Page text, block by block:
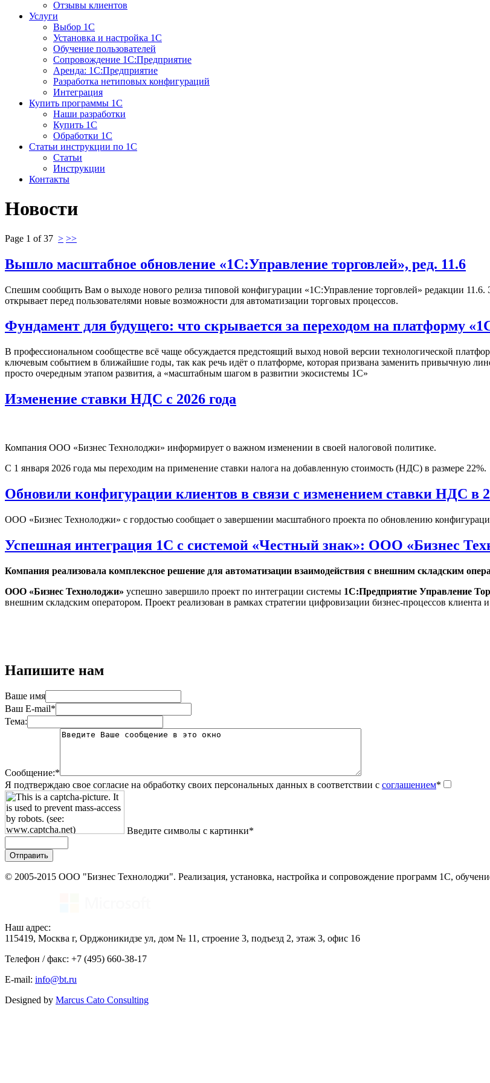
Отзывы клиентов
Услуги
Выбор 1С
Установка и настройка 1С
Обучение пользователей
Сопровождение 1С:Предприятие
Аренда: 1С:Предприятие
Разработка нетиповых конфигураций
Интеграция
Купить программы 1С
Наши разработки
Купить 1С
Обработки 1С
Статьи инструкции по 1С
Статьи
Инструкции
Контакты
Новости
Page 1 of 37 > >>
Вышло масштабное обновление «1С:Управление торговлей», ред. 11.6
Спешим сообщить Вам о выходе нового релиза типовой конфигурации «1С:Управление торговлей» редакции
открывает перед пользователями новые возможности для автоматизации торговых процессов.
Фундамент для будущего: что скрывается за переходом на платформу
В профессиональном сообществе всё чаще обсуждается предстоящий выход новой версии технологической
ключевым событием в ближайшие годы, так как речь идёт о платформе, которая призвана заменить привычную
просто очередным этапом развития, а «масштабным шагом в развитии экосистемы 1С»
Изменение ставки НДС с 2026 года
Компания ООО «Бизнес Технолоджи» информирует о важном изменении в своей налоговой политике.
С 1 января 2026 года мы переходим на применение ставки налога на добавленную стоимость (НДС) в размере 22%.
Обновили конфигурации клиентов в связи с изменением ставки НДС в
ООО «Бизнес Технолоджи» с гордостью сообщает о завершении масштабного проекта по обновлению
Успешная интеграция 1С с системой «Честный знак»: ООО «Бизнес
Компания реализовала комплексное решение для автоматизации взаимодействия с внешним складским
ООО «Бизнес Технолоджи» успешно завершило проект по интеграции системы 1С:Предприятие Управление
внешним складским оператором. Проект реализован в рамках стратегии цифровизации бизнес-процессов
Напишите нам
Ваше имя
Ваш E-mail*
Тема:
Сообщение:*
Я подтверждаю свое согласие на обработку своих персональных данных в соответствии с соглашением*
Введите символы с картинки*
© 2005-2015 ООО "Бизнес Технолоджи". Реализация, установка, настройка и сопровождение программ 1С,
Наш адрес:
115419, Москва г, Орджоникидзе ул, дом № 11, строение 3, подъезд 2, этаж 3, офис 16
Телефон / факс: +7 (495) 660-38-17
E-mail: info@bt.ru
Designed by Marcus Cato Consulting